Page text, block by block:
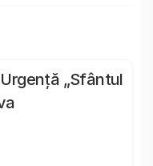
„Sfântul